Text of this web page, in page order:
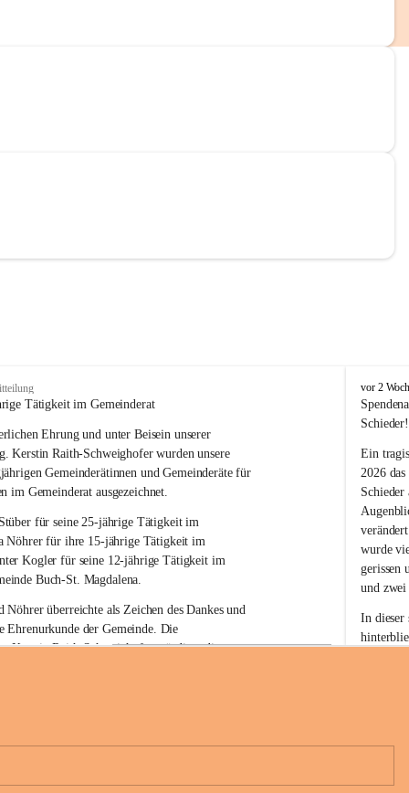
Tätigkeit im Gemeinderat
Ehrung und unter Beisein unserer
Kerstin Raith-Schweighofer wurden unsere
Gemeinderätinnen und Gemeinderäte für
im Gemeinderat ausgezeichnet.
für seine 25-jährige Tätigkeit im
Nöhrer für ihre 15-jährige Tätigkeit im
Kogler für seine 12-jährige Tätigkeit im
Buch-St. Magdalena.
Nöhrer überreichte als Zeichen des Dankes und
Ehrenurkunde der Gemeinde. Die
Kerstin Raith-Schweighofer würdigte die
+6
B
u
c
-
S
t
.
M
a
g
d
a
e
n
a
vor 2
Schieder!
Ein
2026
wurde
gerissen
und
In dieser